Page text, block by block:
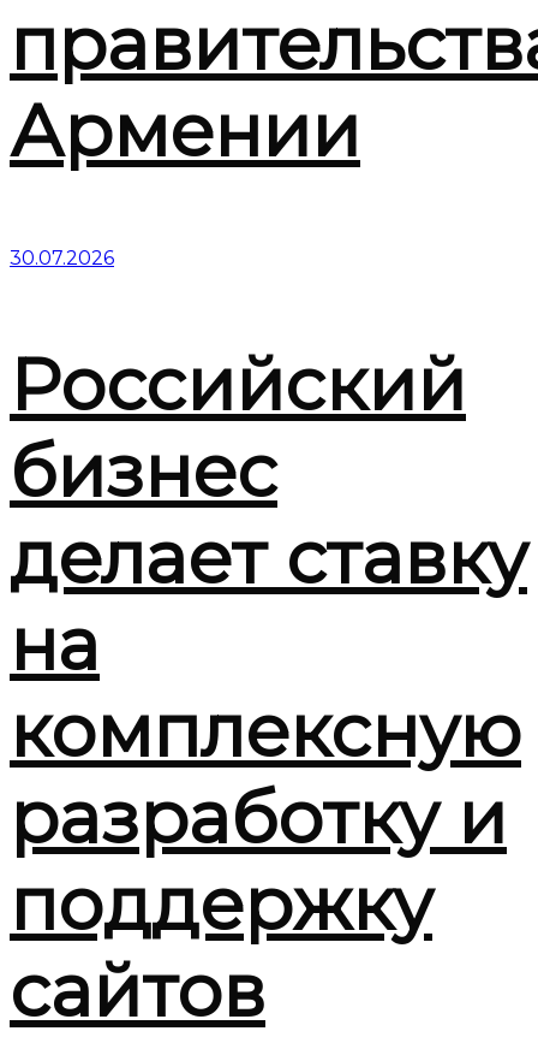
Армении
30.07.2026
Российский
бизнес
делает ставку
на
комплексную
разработку и
поддержку
сайтов